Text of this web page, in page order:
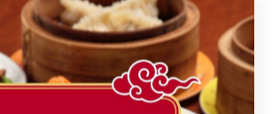
次のページ >